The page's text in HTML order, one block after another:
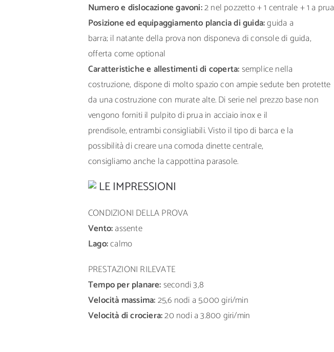
Numero e dislocazione gavoni:2 nel pozzetto + 1 centrale + 1 a prua
Posizione ed equipaggiamento plancia di guida:guida a
barra; il natante della prova non disponeva di console di guida,
offerta come optional
Caratteristiche e allestimenti di coperta:semplice nella
costruzione, dispone di molto spazio con ampie sedute ben protette
da una costruzione con murate alte. Di serie nel prezzo base non
vengono forniti il pulpito di prua in acciaio inox e il
prendisole, entrambi consigliabili. Visto il tipo di barca e la
possibilità di creare una comoda dinette centrale,
consigliamo anche la cappottina parasole.
LE IMPRESSIONI
CONDIZIONI DELLA PROVA
Vento:assente
Lago:calmo
PRESTAZIONI RILEVATE
Tempo per planare:secondi 3,8
Velocità massima:25,6 nodi a 5.000 giri/min
Velocità di crociera:20 nodi a 3.800 giri/min